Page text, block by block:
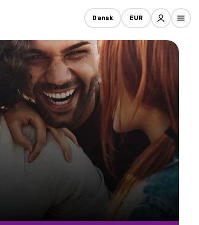
Dansk EUR